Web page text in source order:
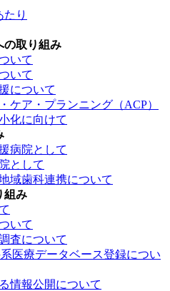
り
の取り組み
いて
いて
について
ケア・プランニング（ACP）
化に向けて
病院として
として
域歯科連携について
組み
いて
査について
医療データベース登録につい
情報公開について